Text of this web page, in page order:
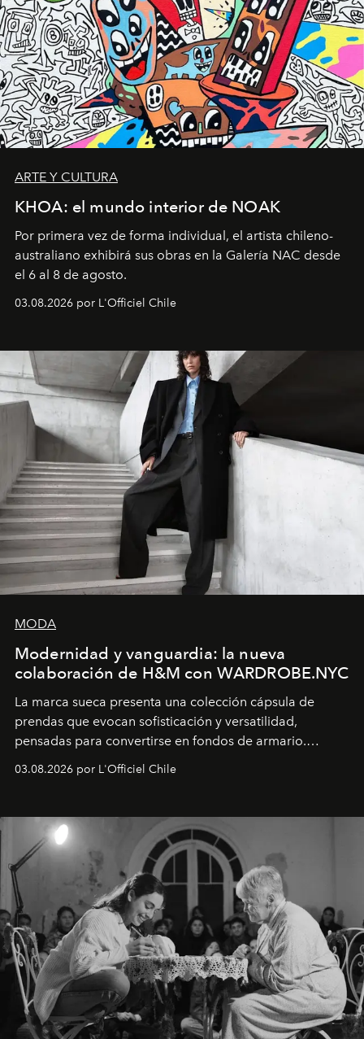
ARTE Y CULTURA
KHOA: el mundo interior de NOAK
Por primera vez de forma individual, el artista chileno-
australiano exhibirá sus obras en la Galería NAC desde
el 6 al 8 de agosto.
03.08.2026 por L'Officiel Chile
MODA
Modernidad y vanguardia: la nueva
colaboración de H&M con WARDROBE.NYC
La marca sueca presenta una colección cápsula de
prendas que evocan sofisticación y versatilidad,
pensadas para convertirse en fondos de armario.
03.08.2026 por L'Officiel Chile